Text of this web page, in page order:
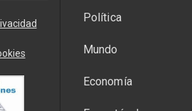
Política
Mundo
Economía